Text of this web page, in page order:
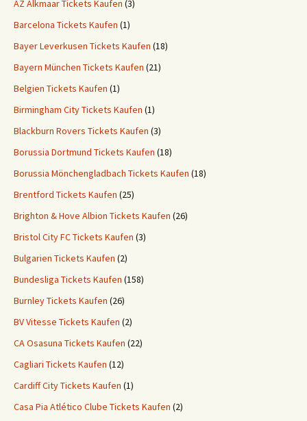
AZ Alkmaar Tickets Kaufen (3)
Barcelona Tickets Kaufen (1)
Bayer Leverkusen Tickets Kaufen (18)
Bayern München Tickets Kaufen (21)
Belgien Tickets Kaufen (1)
Birmingham City Tickets Kaufen (1)
Blackburn Rovers Tickets Kaufen (3)
Borussia Dortmund Tickets Kaufen (18)
Borussia Mönchengladbach Tickets Kaufen (18)
Brentford Tickets Kaufen (25)
Brighton & Hove Albion Tickets Kaufen (26)
Bristol City FC Tickets Kaufen (3)
Bulgarien Tickets Kaufen (2)
Bundesliga Tickets Kaufen (158)
Burnley Tickets Kaufen (26)
BV Vitesse Tickets Kaufen (2)
CA Osasuna Tickets Kaufen (22)
Cagliari Tickets Kaufen (12)
Cardiff City Tickets Kaufen (1)
Casa Pia Atlético Clube Tickets Kaufen (2)